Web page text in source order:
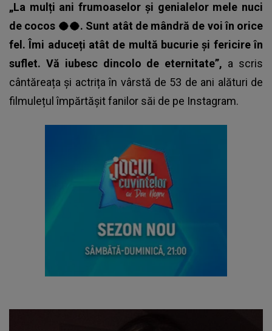
„La mulți ani frumoaselor și genialelor mele nuci
de cocos 🥥🥥. Sunt atât de mândră de voi în orice
fel. Îmi aduceți atât de multă bucurie și fericire în
suflet. Vă iubesc dincolo de eternitate”, a scris
cântăreața și actrița în vârstă de 53 de ani alături de
filmulețul împărtășit fanilor săi de pe Instagram.